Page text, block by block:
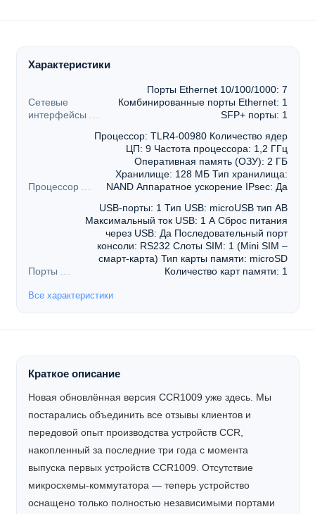
Характеристики
Сетевые
интерфейсы
Порты Ethernet 10/100/1000: 7
Комбинированные порты Ethernet: 1
SFP+ порты: 1
Процессор
Процессор: TLR4-00980 Количество ядер
ЦП: 9 Частота процессора: 1,2 ГГц
Оперативная память (ОЗУ): 2 ГБ
Хранилище: 128 МБ Тип хранилища:
NAND Аппаратное ускорение IPsec: Да
Порты
USB-порты: 1 Тип USB: microUSB тип AB
Максимальный ток USB: 1 А Сброс питания
через USB: Да Последовательный порт
консоли: RS232 Слоты SIM: 1 (Mini SIM –
смарт-карта) Тип карты памяти: microSD
Количество карт памяти: 1
Все характеристики
Краткое описание
Новая обновлённая версия CCR1009 уже здесь. Мы
постарались объединить все отзывы клиентов и
передовой опыт производства устройств CCR,
накопленный за последние три года с момента
выпуска первых устройств CCR1009. Отсутствие
микросхемы-коммутатора — теперь устройство
оснащено только полностью независимыми портами